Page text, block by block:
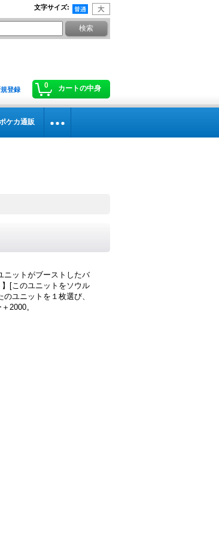
文字サイズ:
0 カートの中身
登録
ケカ通販
ニットがブーストしたバ
】[このユニットをソウル
ユニットを１枚選び、
2000。